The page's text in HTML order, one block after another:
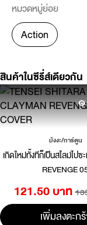
หมวดหมู่ย่อย
Action
สินค้าในซีรี่ส์เดียวกัน
มังงะ/การ์ตูน
เกิดใหม่ทั้งทีก็เป็นสไลม์ไปซ
REVENGE
121.50 บาท
เพิ่มลงตะก